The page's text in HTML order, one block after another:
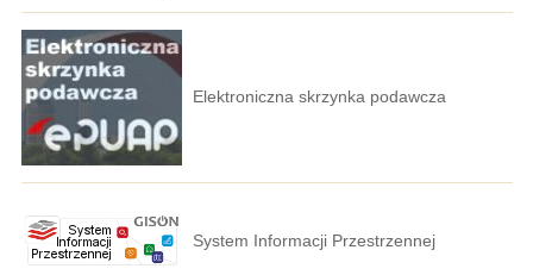
Elektroniczna skrzynka podawcza
System Informacji Przestrzennej